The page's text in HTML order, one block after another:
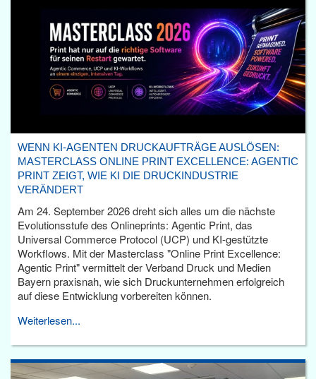
WENN KI-AGENTEN DRUCKAUFTRÄGE AUSLÖSEN:
MASTERCLASS ONLINE PRINT EXCELLENCE: AGENTIC
PRINT ZEIGT, WIE KI DIE DRUCKINDUSTRIE
VERÄNDERT
Am 24. September 2026 dreht sich alles um die nächste
Evolutionsstufe des Onlineprints: Agentic Print, das
Universal Commerce Protocol (UCP) und KI-gestützte
Workflows. Mit der Masterclass "Online Print Excellence:
Agentic Print" vermittelt der Verband Druck und Medien
Bayern praxisnah, wie sich Druckunternehmen erfolgreich
auf diese Entwicklung vorbereiten können.
Weiterlesen...